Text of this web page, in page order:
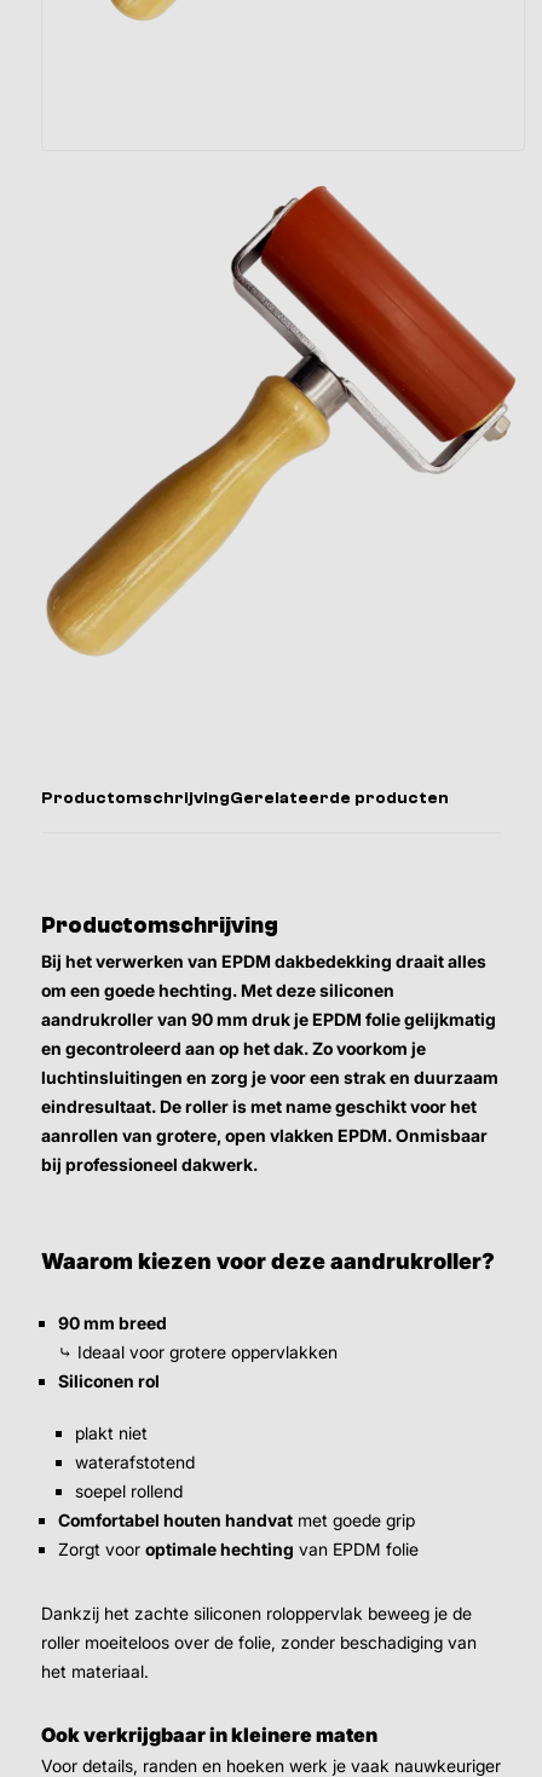
ProductomschrijvingGerelateerde producten
Productomschrijving
Bij het verwerken van EPDM dakbedekking draait alles
om een goede hechting. Met deze siliconen
aandrukroller van 90 mm druk je EPDM folie gelijkmatig
en gecontroleerd aan op het dak. Zo voorkom je
luchtinsluitingen en zorg je voor een strak en duurzaam
eindresultaat. De roller is met name geschikt voor het
aanrollen van grotere, open vlakken EPDM. Onmisbaar
bij professioneel dakwerk.
Waarom kiezen voor deze aandrukroller?
90 mm breed
⤷ Ideaal voor grotere oppervlakken
Siliconen rol
plakt niet
waterafstotend
soepel rollend
Comfortabel houten handvat met goede grip
Zorgt vooroptimale hechting van EPDM folie
Dankzij het zachte siliconen roloppervlak beweeg je de
roller moeiteloos over de folie, zonder beschadiging van
het materiaal.
Ook verkrijgbaar in kleinere maten
Voor details, randen en hoeken werk je vaak nauwkeuriger